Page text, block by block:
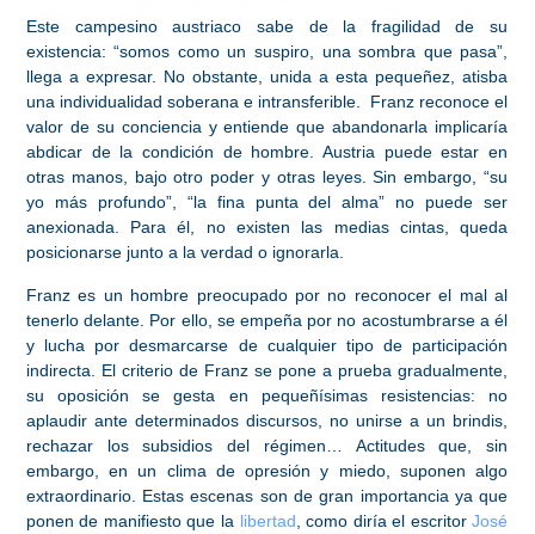
Este campesino austriaco sabe de la fragilidad de su
existencia: “somos como un suspiro, una sombra que pasa”,
llega a expresar. No obstante, unida a esta pequeñez, atisba
una individualidad soberana e intransferible. Franz reconoce el
valor de su conciencia y entiende que abandonarla implicaría
abdicar de la condición de hombre. Austria puede estar en
otras manos, bajo otro poder y otras leyes. Sin embargo, “su
yo más profundo”, “la fina punta del alma” no puede ser
anexionada. Para él, no existen las medias cintas, queda
posicionarse junto a la verdad o ignorarla.
Franz es un hombre preocupado por no reconocer el mal al
tenerlo delante. Por ello, se empeña por no acostumbrarse a él
y lucha por desmarcarse de cualquier tipo de participación
indirecta. El criterio de Franz se pone a prueba gradualmente,
su oposición se gesta en pequeñísimas resistencias: no
aplaudir ante determinados discursos, no unirse a un brindis,
rechazar los subsidios del régimen… Actitudes que, sin
embargo, en un clima de opresión y miedo, suponen algo
extraordinario. Estas escenas son de gran importancia ya que
ponen de manifiesto que la libertad , como diría el escritorJosé